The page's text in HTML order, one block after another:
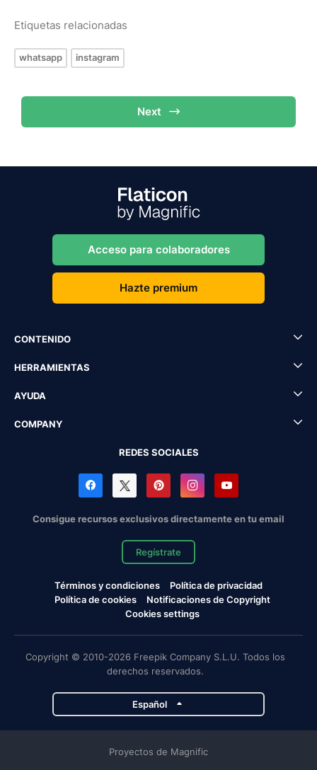
Etiquetas relacionadas
whatsapp instagram
Next
Acceso para colaboradores
Hazte premium
CONTENIDO
HERRAMIENTAS
AYUDA
COMPANY
REDES SOCIALES
Consigue recursos exclusivos directamente en tu email
Regístrate
Términos y condiciones
Política de privacidad
Política de cookies
Notificaciones de Copyright
Cookies settings
Copyright © 2010-2026 Freepik Company S.L.U. Todos los
derechos reservados.
Español
Proyectos de Magnific